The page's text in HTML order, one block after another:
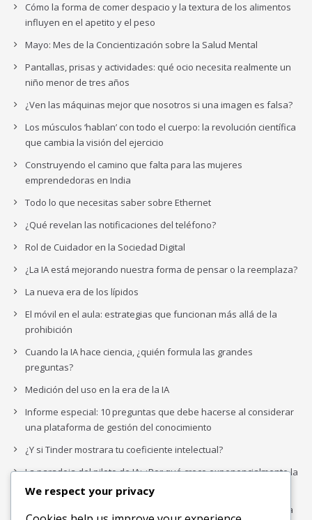
Cómo la forma de comer despacio y la textura de los alimentos
influyen en el apetito y el peso
Mayo: Mes de la Concientización sobre la Salud Mental
Pantallas, prisas y actividades: qué ocio necesita realmente un
niño menor de tres años
¿Ven las máquinas mejor que nosotros si una imagen es falsa?
Los músculos ‘hablan’ con todo el cuerpo: la revolución científica
que cambia la visión del ejercicio
Construyendo el camino que falta para las mujeres
emprendedoras en India
Todo lo que necesitas saber sobre Ethernet
¿Qué revelan las notificaciones del teléfono?
Rol de Cuidador en la Sociedad Digital
¿La IA está mejorando nuestra forma de pensar o la reemplaza?
La nueva era de los lípidos
El móvil en el aula: estrategias que funcionan más allá de la
prohibición
Cuando la IA hace ciencia, ¿quién formula las grandes
preguntas?
Medición del uso en la era de la IA
Informe especial: 10 preguntas que debe hacerse al considerar
una plataforma de gestión del conocimiento
¿Y si Tinder mostrara tu coeficiente intelectual?
La paradoja del piloto de IA: ¿Por qué crece exponencialmente la
complejidad de la IA empresarial?
Los organigramas de marketing se crearon para los canales. La
We respect your privacy